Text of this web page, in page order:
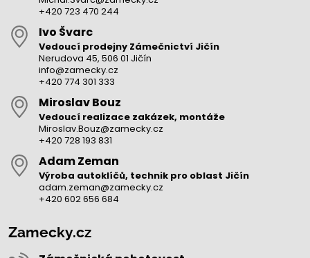
+420 723 470 244
Ivo Švarc
Vedoucí prodejny Zámečnictví Jičín
Nerudova 45, 506 01 Jičín
info@zamecky.cz
+420 774 301 333
Miroslav Bouz
Vedoucí realizace zakázek, montáže
Miroslav.Bouz@zamecky.cz
+420 728 193 831
Adam Zeman
Výroba autoklíčů, technik pro oblast Jičín
adam.zeman@zamecky.cz
+420 602 656 684
Zamecky.cz